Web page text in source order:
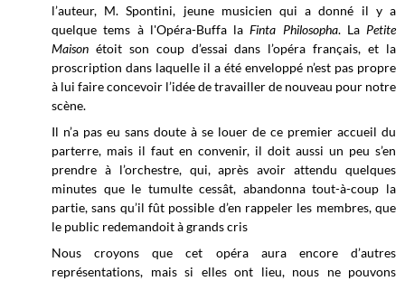
l’auteur, M. Spontini, jeune musicien qui a donné il y a
quelque tems à l'Opéra-Buffa laFinta Philosopha. La Petite
Maison étoit son coup d’essai dans l’opéra français, et la
proscription dans laquelle il a été enveloppé n’est pas propre
à lui faire concevoir l’idée de travailler de nouveau pour notre
scène.
Il n’a pas eu sans doute à se louer de ce premier accueil du
parterre, mais il faut en convenir, il doit aussi un peu s’en
prendre à l’orchestre, qui, après avoir attendu quelques
minutes que le tumulte cessât, abandonna tout-à-coup la
partie, sans qu’il fût possible d’en rappeler les membres, que
le public redemandoit à grands cris
Nous croyons que cet opéra aura encore d’autres
représentations, mais si elles ont lieu, nous ne pouvons